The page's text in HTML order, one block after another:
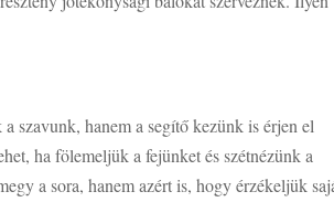
szavunk, hanem a segítő kezünk is érjen el
ha fölemeljük a fejünket és szétnézünk a
a sora, hanem azért is, hogy érzékeljük